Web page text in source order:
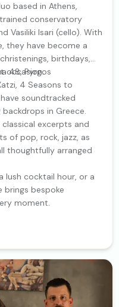
based in Athens,
conservatory
Vasiliki Isari (cello). With
they have become a
birthdays,
occasion.
48, Pyrgos
4 Seasons to
soundtracked
in Greece.
classical excerpts and
of pop, rock, jazz, as
thoughtfully arranged
lush cocktail hour, or a
brings bespoke
moment.